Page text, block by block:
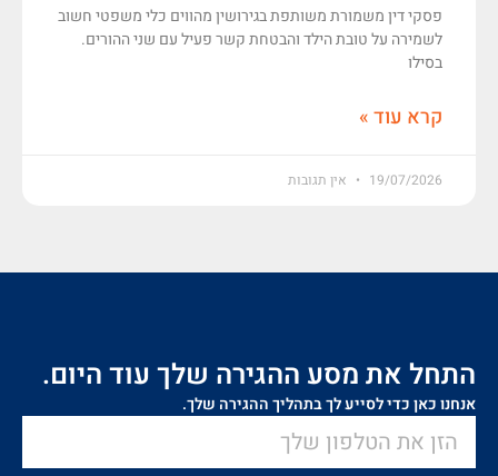
פסקי דין משמורת משותפת בגירושין מהווים כלי משפטי חשוב
לשמירה על טובת הילד והבטחת קשר פעיל עם שני ההורים.
בסילו
קרא עוד »
19/07/2026 אין תגובות
התחל את מסע ההגירה שלך עוד היום.
אנחנו כאן כדי לסייע לך בתהליך ההגירה שלך.